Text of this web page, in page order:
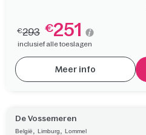
€293 €251
inclusief alle toeslagen
Meer info
De Vossemeren
België Limburg Lommel